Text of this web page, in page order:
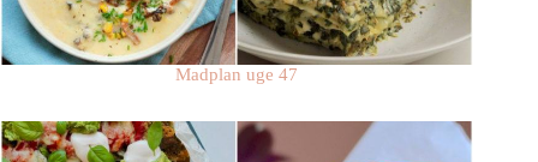
Madplan uge 47